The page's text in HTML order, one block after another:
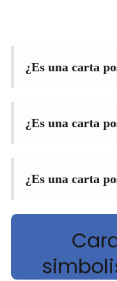
¿Es una carta
¿Es una carta
¿Es una carta